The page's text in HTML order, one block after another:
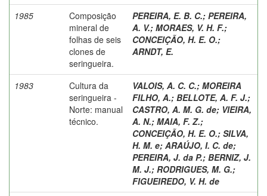
1985
Composição
mineral de
folhas de seis
clones de
seringueira.
PEREIRA, E. B. C.; PEREIRA,
A. V.; MORAES, V. H. F.;
CONCEIÇÃO, H. E. O.;
ARNDT, E.
1983
Cultura da
seringueira -
Norte: manual
técnico.
VALOIS, A. C. C.; MOREIRA
FILHO, A.; BELLOTE, A. F. J.;
CASTRO, A. M. G. de; VIEIRA,
A. N.; MAIA, F. Z.;
CONCEIÇÃO, H. E. O.; SILVA,
H. M. e; ARAÚJO, I. C. de;
PEREIRA, J. da P.; BERNIZ, J.
M. J.; RODRIGUES, M. G.;
FIGUEIREDO, V. H. de